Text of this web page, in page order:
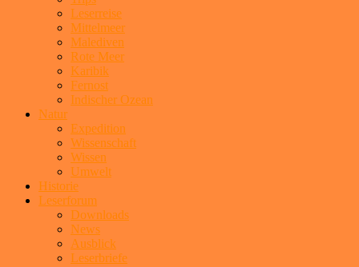
Leserreise
Mittelmeer
Malediven
Rote Meer
Karibik
Fernost
Indischer Ozean
Natur
Expedition
Wissenschaft
Wissen
Umwelt
Historie
Leserforum
Downloads
News
Ausblick
Leserbriefe